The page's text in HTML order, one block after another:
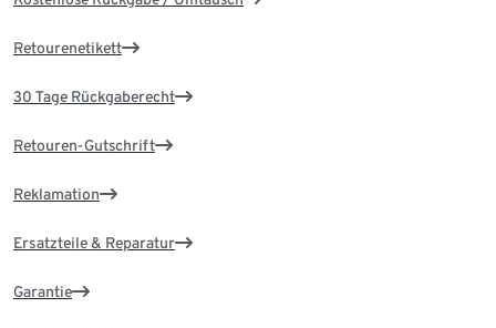
Retourenetikett
30 Tage Rückgaberecht
Retouren-Gutschrift
Reklamation
Ersatzteile & Reparatur
Garantie